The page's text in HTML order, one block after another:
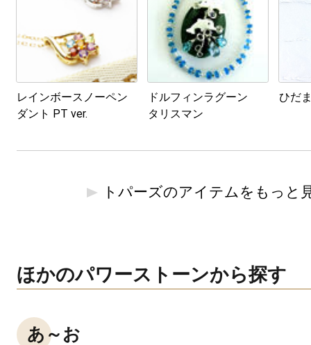
レインボースノーペン
ダント PT ver.
ドルフィンラグーン
タリスマン
ひだ
トパーズのアイテムをもっと
ほかのパワーストーンから探す
あ～お